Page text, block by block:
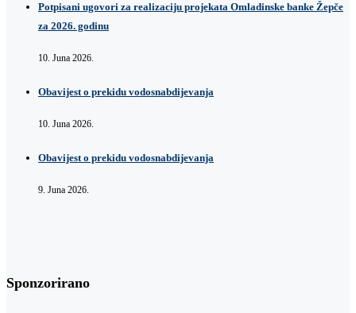
Potpisani ugovori za realizaciju projekata Omladinske banke Žepče
za 2026. godinu
10. Juna 2026.
Obavijest o prekidu vodosnabdijevanja
10. Juna 2026.
Obavijest o prekidu vodosnabdijevanja
9. Juna 2026.
Sponzorirano